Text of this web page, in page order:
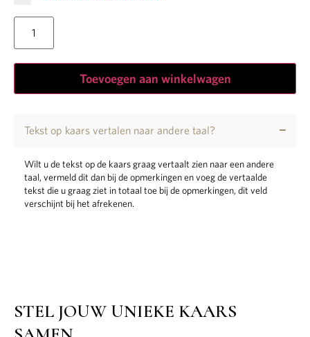
Toevoegen aan winkelwagen
Tekst op kaars vertalen naar andere taal?
Wilt u de tekst op de kaars graag vertaalt zien naar een andere
taal, vermeld dit dan bij de opmerkingen en voeg de vertaalde
tekst die u graag ziet in totaal toe bij de opmerkingen, dit veld
verschijnt bij het afrekenen.
STEL JOUW UNIEKE KAARS